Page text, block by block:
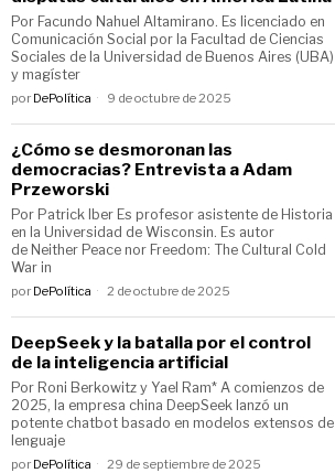
Por Facundo Nahuel Altamirano. Es licenciado en
Comunicación Social por la Facultad de Ciencias
Sociales de la Universidad de Buenos Aires (UBA)
y magíster
por DePolítica 9 de octubre de 2025
¿Cómo se desmoronan las
democracias? Entrevista a Adam
Przeworski
Por Patrick Iber Es profesor asistente de Historia
en la Universidad de Wisconsin. Es autor
de Neither Peace nor Freedom: The Cultural Cold
War in
por DePolítica 2 de octubre de 2025
DeepSeek y la batalla por el control
de la inteligencia artificial
Por Roni Berkowitz y Yael Ram* A comienzos de
2025, la empresa china DeepSeek lanzó un
potente chatbot basado en modelos extensos de
lenguaje
por DePolítica 29 de septiembre de 2025